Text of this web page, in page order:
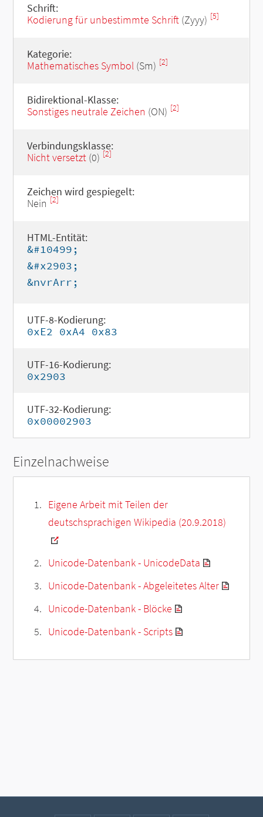
Schrift:
Kodierung für unbestimmte Schrift(Zyyy) [5]
Kategorie:
Mathematisches Symbol(Sm) [2]
Bidirektional-Klasse:
Sonstiges neutrale Zeichen (ON) [2]
Verbindungsklasse:
Nicht versetzt(0) [2]
Zeichen wird gespiegelt:
Nein [2]
HTML-Entität:
&#10499;
&#x2903;
&nvrArr;
UTF-8-Kodierung:
0xE2 0xA4 0x83
UTF-16-Kodierung:
0x2903
UTF-32-Kodierung:
0x00002903
Einzelnachweise
Eigene Arbeit mit Teilen der
deutschsprachigen Wikipedia (20.9.2018)
Unicode-Datenbank - UnicodeData
Unicode-Datenbank - Abgeleitetes Alter
Unicode-Datenbank - Blöcke
Unicode-Datenbank - Scripts